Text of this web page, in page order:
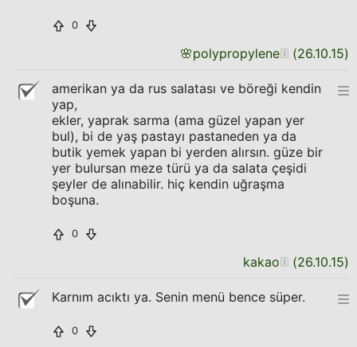
0
🌸polypropylene (26.10.15)
amerikan ya da rus salatası ve böreği kendin
yap,
ekler, yaprak sarma (ama güzel yapan yer
bul), bi de yaş pastayı pastaneden ya da
butik yemek yapan bi yerden alırsın. güze bir
yer bulursan meze türü ya da salata çeşidi
şeyler de alınabilir. hiç kendin uğraşma
boşuna.
0
kakao (26.10.15)
Karnım acıktı ya. Senin menü bence süper.
0